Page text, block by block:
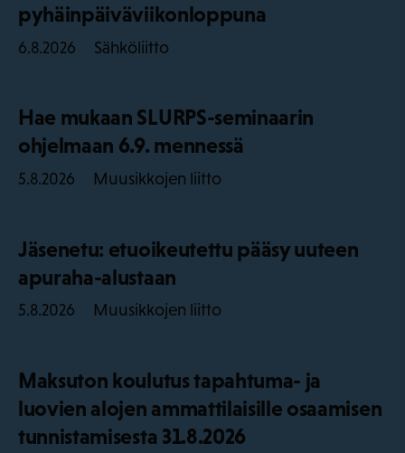
pyhäinpäiväviikonloppuna
6.8.2026 Sähköliitto
Hae mukaan SLURPS-seminaarin
ohjelmaan 6.9. mennessä
5.8.2026 Muusikkojen liitto
Jäsenetu: etuoikeutettu pääsy uuteen
apuraha-alustaan
5.8.2026 Muusikkojen liitto
Maksuton koulutus tapahtuma- ja
luovien alojen ammattilaisille osaamisen
tunnistamisesta 31.8.2026